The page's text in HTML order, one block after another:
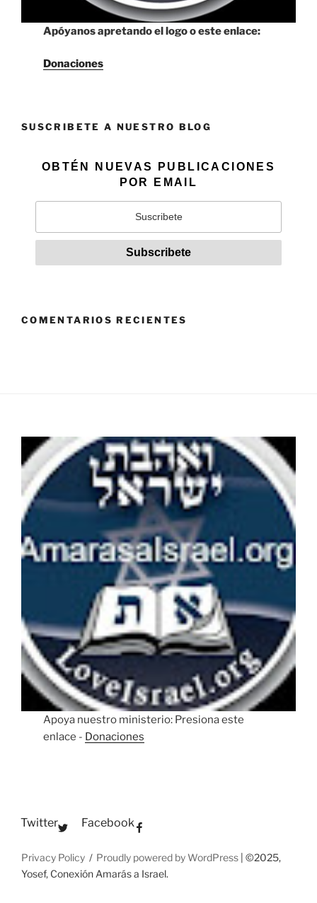
Apóyanos apretando el logo o este enlace:
Donaciones
SUSCRIBETE A NUESTRO BLOG
OBTÉN NUEVAS PUBLICACIONES
POR EMAIL
COMENTARIOS RECIENTES
Apoya nuestro ministerio: Presiona este
enlace - Donaciones
Twitter Facebook
Privacy Policy Proudly powered by WordPress